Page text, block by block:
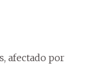
afectado por